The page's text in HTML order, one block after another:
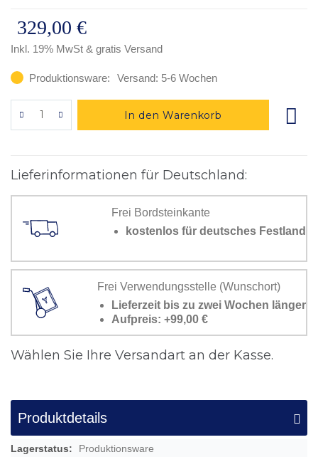
329,00 €
Inkl. 19% MwSt & gratis Versand
Produktionsware: Versand: 5-6 Wochen
In den Warenkorb
Lieferinformationen für Deutschland:
Frei Bordsteinkante
kostenlos für deutsches Festland
Frei Verwendungsstelle (Wunschort)
Lieferzeit bis zu zwei Wochen länger
Aufpreis: +99,00 €
Wählen Sie Ihre Versandart an der Kasse.
Produktdetails
Mehr
Produktionsware